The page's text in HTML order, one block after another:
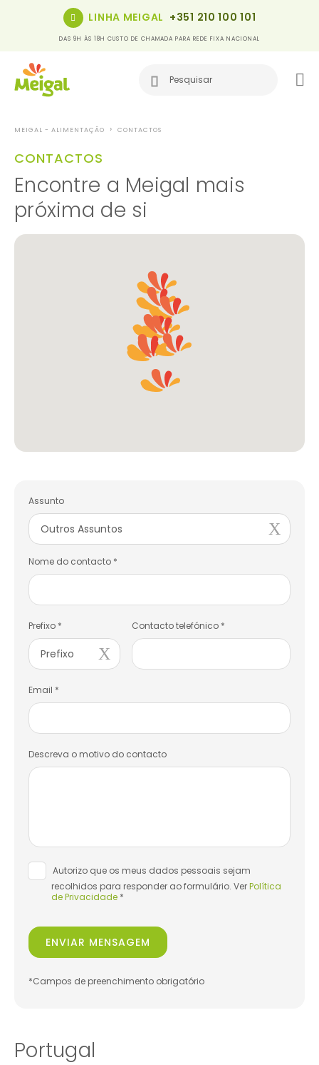
LINHA MEIGAL +351 210 100 101
DAS 9H ÀS 18H CUSTO DE CHAMADA PARA REDE FIXA NACIONAL
MEIGAL - ALIMENTAÇÃO CONTACTOS
CONTACTOS
Encontre a Meigal mais
próxima de si
Assunto
Outros Assuntos
Nome do contacto *
Prefixo *
Prefixo
Contacto telefónico *
Email *
Descreva o motivo do contacto
Autorizo que os meus dados pessoais sejam
recolhidos para responder ao formulário. VerPolítica
de Privacidade *
ENVIAR MENSAGEM
*Campos de preenchimento obrigatório
Portugal